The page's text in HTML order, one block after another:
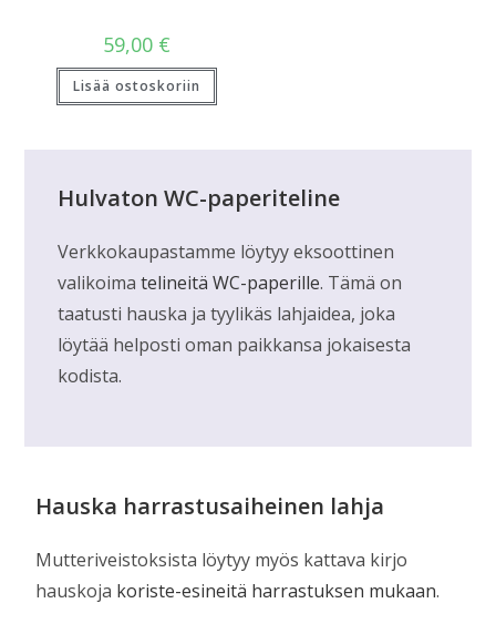
59,00 €
Lisää ostoskoriin
Hulvaton WC-paperiteline
Verkkokaupastamme löytyy eksoottinen
valikoimatelineitä WC-paperille. Tämä on
taatusti hauska ja tyylikäs lahjaidea, joka
löytää helposti oman paikkansa jokaisesta
kodista.
Hauska harrastusaiheinen lahja
Mutteriveistoksista löytyy myös kattava kirjo
hauskoja koriste-esineitä harrastuksen mukaan.